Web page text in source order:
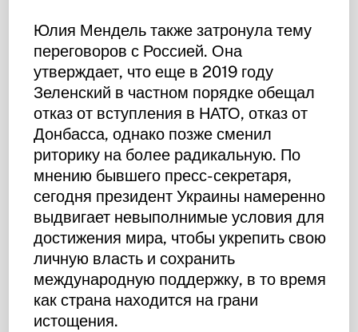
Юлия Мендель также затронула тему
переговоров с Россией. Она
утверждает, что еще в 2019 году
Зеленский в частном порядке обещал
отказ от вступления в НАТО, отказ от
Донбасса, однако позже сменил
риторику на более радикальную. По
мнению бывшего пресс-секретаря,
сегодня президент Украины намеренно
выдвигает невыполнимые условия для
достижения мира, чтобы укрепить свою
личную власть и сохранить
международную поддержку, в то время
как страна находится на грани
истощения.